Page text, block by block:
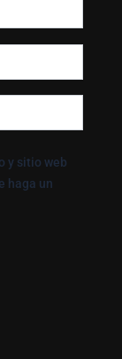
y sitio web
haga un